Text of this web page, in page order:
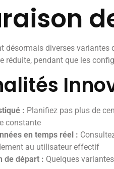
désormais diverses
réduite, pendant que les
: Planifiez pas plus de
constante
en temps réel :
au utilisateur effectif
de départ : Quelques